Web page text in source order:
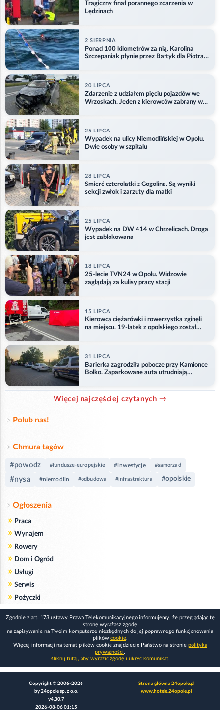
Tragiczny finał porannego zdarzenia w
Lędzinach
2 SIERPNIA
Ponad 100 kilometrów za nią. Karolina
Szczepaniak płynie przez Bałtyk dla Piotra.
20 LIPCA
Zdarzenie z udziałem pięciu pojazdów we
Wrzoskach. Jeden z kierowców zabrany w
25 LIPCA
Wypadek na ulicy Niemodlińskiej w Opolu.
Dwie osoby w szpitalu
28 LIPCA
Śmierć czterolatki z Gogolina. Są wyniki
sekcji zwłok i zarzuty dla matki
25 LIPCA
Wypadek na DW 414 w Chrzelicach. Droga
jest zablokowana
18 LIPCA
25-lecie TVN24 w Opolu. Widzowie
zaglądają za kulisy pracy stacji
15 LIPCA
Kierowca ciężarówki i rowerzystka zginęli
na miejscu. 19-latek z opolskiego został
31 LIPCA
Barierka zagrodziła pobocze przy Kamionce
Bolko. Zaparkowane auta utrudniają
Więcej najczęściej czytanych →
Polub nas!
Chmura tagów
#powodz #fundusze-europejskie #inwestycje #samorzad
#nysa #niemodlin #odbudowa #infrastruktura #opolskie
Ogłoszenia
» Praca
» Wynajem
» Rowery
» Dom i Ogród
» Usługi
» Serwis
» Pożyczki
Zgodnie z art. 173 ustawy Prawa Telekomunikacyjnego informujemy, że przeglądając tę
stronę wyrażasz zgodę
na zapisywanie na Twoim komputerze niezbędnych do jej poprawnego funkcjonowania
plików cookie.
Więcej informacji na temat plików cookie znajdziecie Państwo na stronie polityka
prywatności.
Kliknij tutaj, aby wyrazić zgodę i ukryć komunikat.
Copyright © 2006-2026
by 24opole sp. z o.o.
v4.30.7
2026-08-06 01:15
Strona główna 24opole.pl
www.hotele.24opole.pl